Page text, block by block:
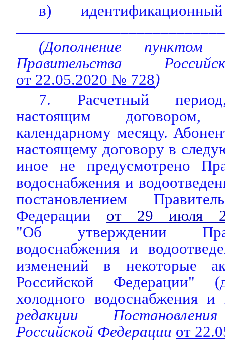
в)
(Дополнение пунктом
Правительства
от 22.05.2020 № 728)
7. Расчетный
настоящим
календарному месяцу.
настоящему договору в
иное не предусмотрено
водоснабжения и
постановлением
Федерации от 29 июля
"Об утверждении
водоснабжения и
изменений в некоторые
Российской Федерации"
холодного водоснабжения и
редакции
Российской Федерации от